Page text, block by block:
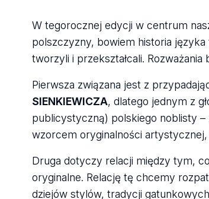
W tegorocznej edycji w centrum
polszczyzny, bowiem historia
tworzyli i przekształcali.
Pierwsza związana jest z
SIENKIEWICZA, dlatego jednym z
publicystyczną) polskiego noblisty
wzorcem oryginalności
Druga dotyczy relacji między tym,
oryginalne. Relację tę chcemy
dziejów stylów, tradycji